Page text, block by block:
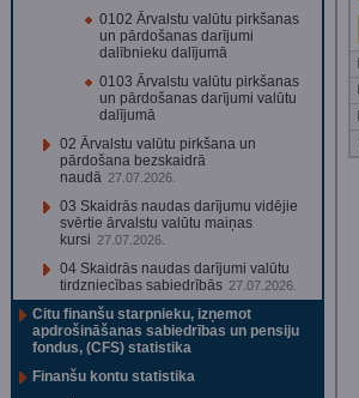
0102 Ārvalstu valūtu pirkšanas
un pārdošanas darījumi
dalībnieku dalījumā
0103 Ārvalstu valūtu pirkšanas
un pārdošanas darījumi valūtu
dalījumā
02 Ārvalstu valūtu pirkšana un
pārdošana bezskaidrā
naudā 27.07.2026.
03 Skaidrās naudas darījumu vidējie
svērtie ārvalstu valūtu maiņas
kursi 27.07.2026.
04 Skaidrās naudas darījumi valūtu
tirdzniecības sabiedrībās 27.07.2026.
Citu finanšu starpnieku, izņemot
apdrošināšanas sabiedrības un pensiju
fondus, (CFS) statistika
Finanšu kontu statistika